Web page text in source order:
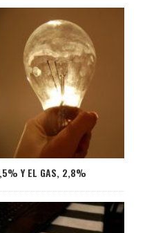
Y EL GAS, 2,8%